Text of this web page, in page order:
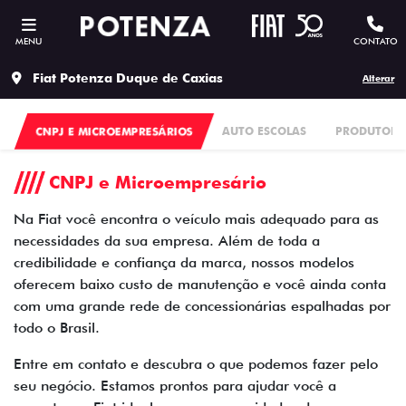
MENU CONTATO
Fiat Potenza Duque de Caxias Alterar
CNPJ E MICROEMPRESÁRIOS AUTO ESCOLAS
CNPJ e Microempresário
Na Fiat você encontra o veículo mais adequado para as
necessidades da sua empresa. Além de toda a
credibilidade e confiança da marca, nossos modelos
oferecem baixo custo de manutenção e você ainda conta
com uma grande rede de concessionárias espalhadas por
todo o Brasil.
Entre em contato e descubra o que podemos fazer pelo
seu negócio. Estamos prontos para ajudar você a